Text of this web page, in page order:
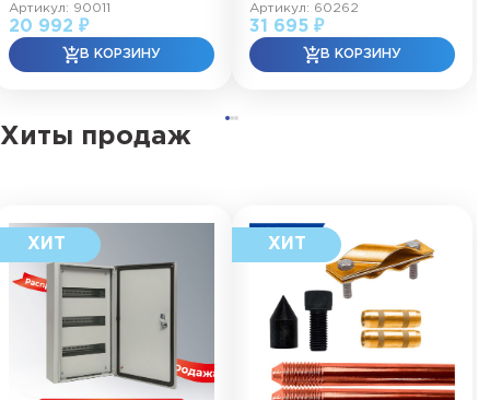
Артикул: 90011
20 992 ₽
Артикул: 60262
31 695 ₽
Хиты продаж